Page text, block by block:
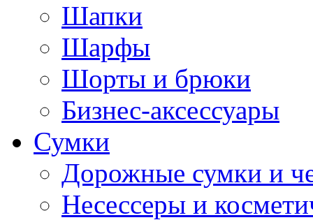
Шапки
Шарфы
Шорты и брюки
Бизнес-аксессуары
Сумки
Дорожные сумки и
Несессеры и